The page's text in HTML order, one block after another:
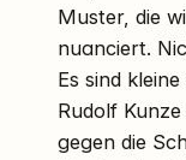
Muster, die
nuanciert.
Es sind
Rudolf
gegen die